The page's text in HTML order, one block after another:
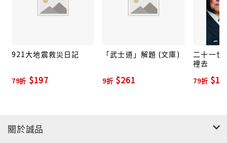
921大地震救災日記
79折 $197
「武士道」解題 (文庫)
9折 $261
二十一世
裡去
79折
關於誠品